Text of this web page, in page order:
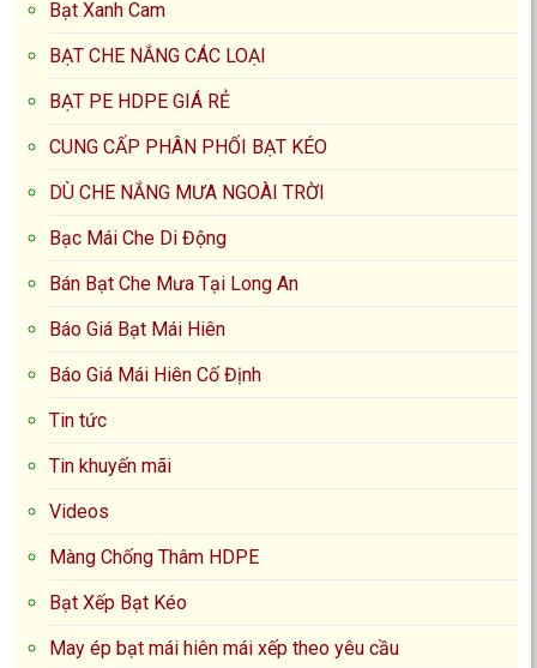
Bạt Xanh Cam
BẠT CHE NẮNG CÁC LOẠI
BẠT PE HDPE GIÁ RẺ
CUNG CẤP PHÂN PHỐI BẠT KÉO
DÙ CHE NẮNG MƯA NGOÀI TRỜI
Bạc Mái Che Di Động
Bán Bạt Che Mưa Tại Long An
Báo Giá Bạt Mái Hiên
Báo Giá Mái Hiên Cố Định
Tin tức
Tin khuyến mãi
Videos
Màng Chống Thâm HDPE
Bạt Xếp Bạt Kéo
May ép bạt mái hiên mái xếp theo yêu cầu